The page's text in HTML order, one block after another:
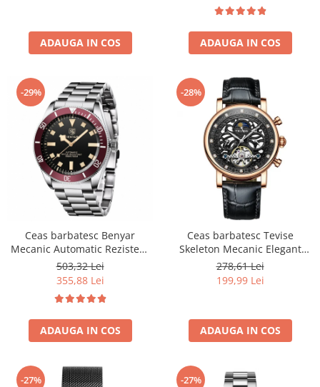
ADAUGA IN COS ADAUGA IN COS
-29%
Ceas barbatesc Benyar
Mecanic Automatic Rezistent
la inot Analog Business
Luxury Casual Rosu
503,32 Lei
355,88 Lei
ADAUGA IN COS
-28%
Ceas barbatesc Tevise
Skeleton Mecanic Elegant
Fashion Automatic Self Wind
Luxury Negru
278,61 Lei
199,99 Lei
ADAUGA IN COS
-27% -27%